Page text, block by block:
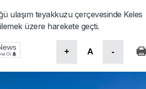
ulaşım teyakkuzu çerçevesinde Keles
üzere harekete geçti.
+ A -